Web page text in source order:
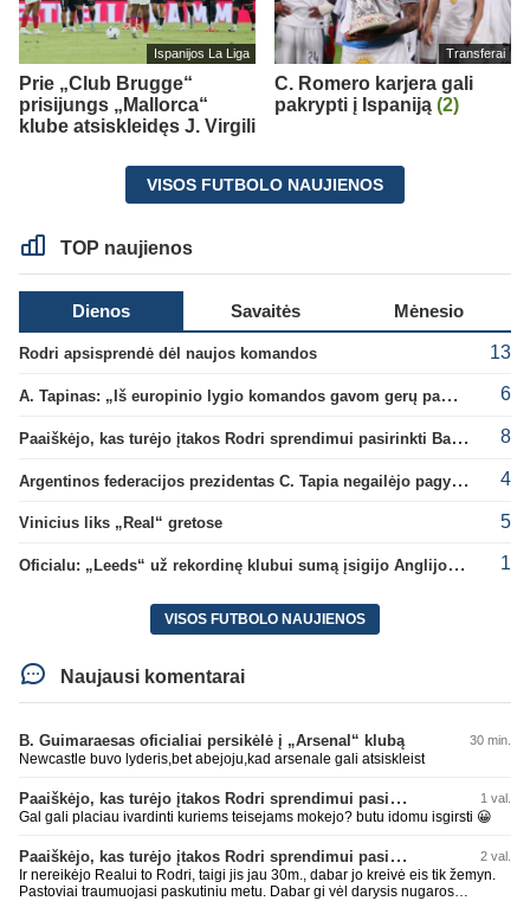
Ispanijos La Liga
Prie „Club Brugge“
prisijungs „Mallorca“
klube atsiskleidęs J. Virgili
Transferai
C. Romero karjera gali
pakrypti į Ispaniją (2)
VISOS FUTBOLO NAUJIENOS
TOP naujienos
Dienos Savaitės Mėnesio
Rodri apsisprendė dėl naujos komandos 13
A. Tapinas: „Iš europinio lygio komandos gavom gerų pamokų“ 6
Paaiškėjo, kas turėjo įtakos Rodri sprendimui pasirinkti Barselonos pusę 8
Argentinos federacijos prezidentas C. Tapia negailėjo pagyrų G. Infantino 4
Vinicius liks „Real“ gretose 5
Oficialu: „Leeds“ už rekordinę klubui sumą įsigijo Anglijos rinktinės vartininką 1
VISOS FUTBOLO NAUJIENOS
Naujausi komentarai
B. Guimaraesas oficialiai persikėlė į „Arsenal“ klubą 30 min.
Newcastle buvo lyderis,bet abejoju,kad arsenale gali atsiskleist
Paaiškėjo, kas turėjo įtakos Rodri sprendimui pasirinkti Barselonos pusę 1 val.
Gal gali placiau ivardinti kuriems teisejams mokejo? butu idomu isgirsti 😀
Paaiškėjo, kas turėjo įtakos Rodri sprendimui pasirinkti Barselonos pusę 2 val.
Ir nereikėjo Realui to Rodri, taigi jis jau 30m., dabar jo kreivė eis tik žemyn.
Pastoviai traumuojasi paskutiniu metu. Dabar gi vėl darysis nugaros